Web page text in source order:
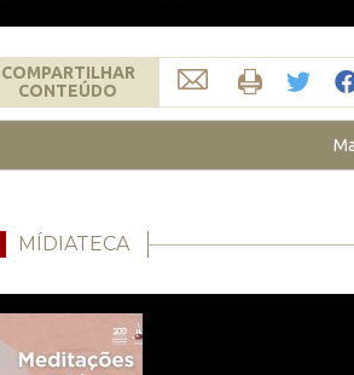
COMPARTILHAR
CONTEÚDO
MÍDIATECA